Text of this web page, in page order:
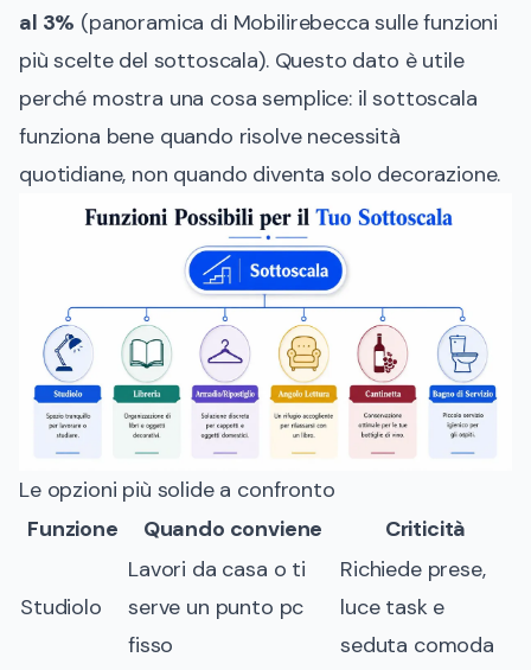
al 3% (panoramica di Mobilirebecca sulle funzioni
più scelte del sottoscala). Questo dato è utile
perché mostra una cosa semplice: il sottoscala
funziona bene quando risolve necessità
quotidiane, non quando diventa solo decorazione.
Le opzioni più solide a confronto
Funzione
Quando conviene Criticità
Studiolo
Lavori da casa o ti
serve un punto pc
fisso
Richiede prese,
luce task e
seduta comoda